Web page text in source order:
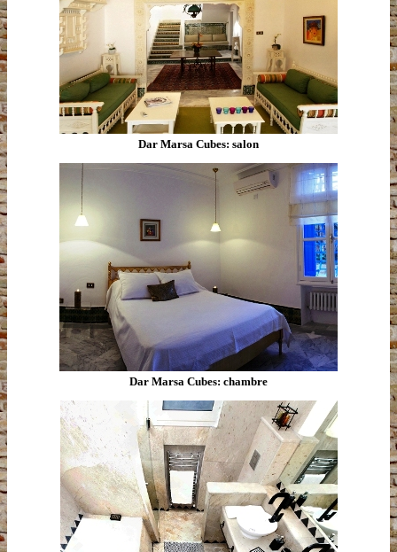
Dar Marsa Cubes: salon
Dar Marsa Cubes: chambre